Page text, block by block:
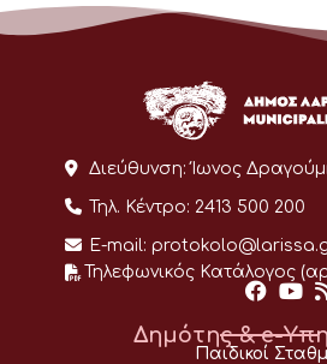
Διεύθυνση: Ίωνος
Τηλ. Κέντρο: 2413 500 200
E-mail:
Τηλεφωνικός Κατάλογος
Δημότης & e-
Παιδικοί